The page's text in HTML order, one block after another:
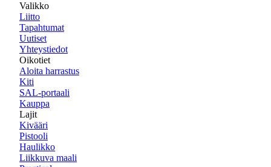
Valikko
Liitto
Tapahtumat
Uutiset
Yhteystiedot
Oikotiet
Aloita harrastus
Kiti
SAL-portaali
Kauppa
Lajit
Kivääri
Pistooli
Haulikko
Liikkuva maali